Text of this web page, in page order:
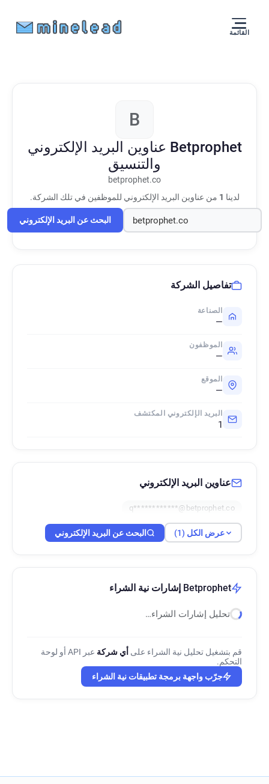
القائمة
B
Betprophet عناوين البريد الإلكتروني
والتنسيق
betprophet.co
لدينا 1 من عناوين البريد الإلكتروني للموظفين في تلك الشركة.
البحث عن البريد الإلكتروني
تفاصيل الشركة
الصناعة
—
الموظفون
—
الموقع
—
البريد الإلكتروني المكتشف
1
عناوين البريد الإلكتروني
q************@betprophet.co
عرض الكل (1) البحث عن البريد الإلكتروني
Betprophet إشارات نية الشراء
تحليل إشارات الشراء…
قم بتشغيل تحليل نية الشراء على أي شركة
عبر API أو لوحة
التحكم.
جرّب واجهة برمجة تطبيقات نية الشراء